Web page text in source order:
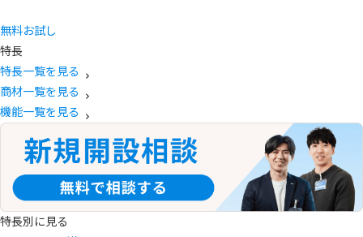
無料お試し
特長
特長一覧を見る
商材一覧を見る
機能一覧を見る
特長別に見る